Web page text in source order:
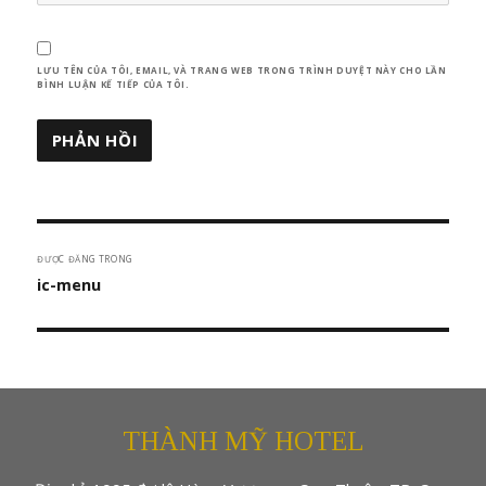
LƯU TÊN CỦA TÔI, EMAIL, VÀ TRANG WEB TRONG TRÌNH DUYỆT NÀY CHO LẦN
BÌNH LUẬN KẾ TIẾP CỦA TÔI.
hướng
ĐƯỢC ĐĂNG TRONG
ic-menu
THÀNH MỸ HOTEL